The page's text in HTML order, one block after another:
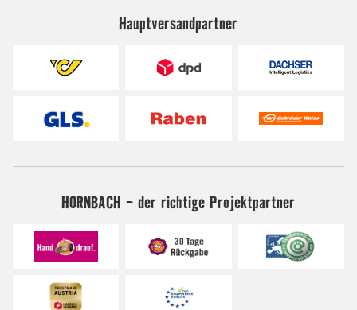
Hauptversandpartner
HORNBACH - der richtige Projektpartner